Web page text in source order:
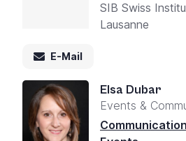
SIB Swiss
Lausanne
E-Mail
Elsa Dubar
Events &